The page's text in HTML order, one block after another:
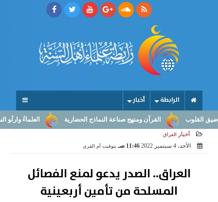
الرابطة أخبار
العلماءُ وارثُو النبوّة: القرآن ومنهج صناعة النماذج الحضارية
أخبار العراق
الأحد، 4 سبتمبر 2022 11:46 صـ بتوقيت أم القرى
العراق.. الصدر يدعو لمنع الفصائل
المسلحة من تأمين أربعينية